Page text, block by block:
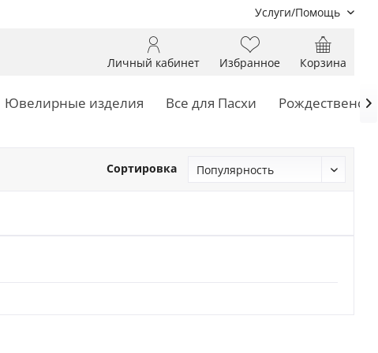
Услуги/Помощь
Корзина
Избранное
Личный кабинет
Ювелирные изделия Все для Пасхи 
Сортировка